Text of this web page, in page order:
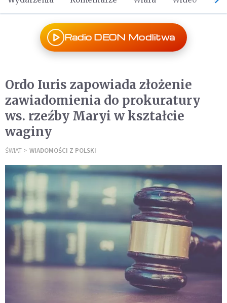
Radio DEON Modlitwa
Ordo Iuris zapowiada złożenie
zawiadomienia do prokuratury
ws. rzeźby Maryi w kształcie
waginy
ŚWIAT WIADOMOŚCI Z POLSKI